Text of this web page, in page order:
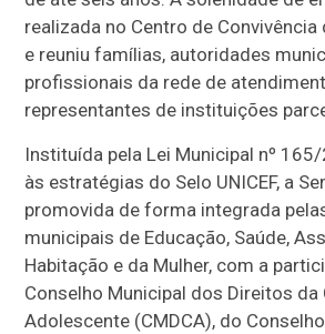
realizada no Centro de
e reuniu famílias, autoridades
profissionais da rede de
representantes de instituições
Instituída pela Lei Municipal nº
às estratégias do Selo UNICEF, a
promovida de forma integrada
municipais de Educação, Saúde,
Habitação e da Mulher, com a
Conselho Municipal dos Direitos da
Adolescente (CMDCA), do